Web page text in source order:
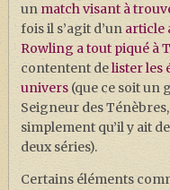
LES ANIMAUX
J. K. ROWLING
ARTISANAT MOLDU
FANDOM
CULTURE
PODCASTS
un match visant à
fois il s’agit d’un article
Rowling a tout piqué à
contentent delister les
univers(que ce soit un
Seigneur des
simplement qu’il y ait
deux séries).
Certains éléments